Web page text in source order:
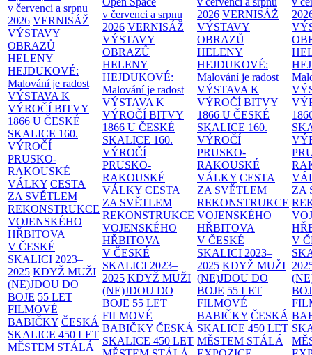
v červenci a srpnu
2026 VERNISÁŽ
VÝSTAVY
OBRAZŮ
HELENY
HEJDUKOVÉ:
Malování je radost
VÝSTAVA K
VÝROČÍ BITVY
1866 U ČESKÉ
SKALICE 160.
VÝROČÍ
PRUSKO-
RAKOUSKÉ
VÁLKY CESTA
ZA SVĚTLEM
REKONSTRUKCE
VOJENSKÉHO
HŘBITOVA
V ČESKÉ
SKALICI 2023–
2025 KDYŽ MUŽI
(NE)JDOU DO
BOJE 55 LET
FILMOVÉ
BABIČKY ČESKÁ
SKALICE 450 LET
MĚSTEM STÁLÁ
v červenci a srpnu
2026 VERNISÁŽ
VÝSTAVY
OBRAZŮ
HELENY
HEJDUKOVÉ:
Malování je radost
VÝSTAVA K
VÝROČÍ BITVY
1866 U ČESKÉ
SKALICE 160.
VÝROČÍ
PRUSKO-
RAKOUSKÉ
VÁLKY CESTA
ZA SVĚTLEM
REKONSTRUKCE
VOJENSKÉHO
HŘBITOVA
V ČESKÉ
SKALICI 2023–
2025 KDYŽ MUŽI
(NE)JDOU DO
BOJE 55 LET
FILMOVÉ
BABIČKY ČESKÁ
SKALICE 450 LET
2026 VERNISÁŽ
VÝSTAVY
OBRAZŮ
HELENY
HEJDUKOVÉ:
Malování je radost
VÝSTAVA K
VÝROČÍ BITVY
1866 U ČESKÉ
SKALICE 160.
VÝROČÍ
PRUSKO-
RAKOUSKÉ
VÁLKY CESTA
ZA SVĚTLEM
REKONSTRUKCE
VOJENSKÉHO
HŘBITOVA
V ČESKÉ
SKALICI 2023–
2025 KDYŽ MUŽI
(NE)JDOU DO
BOJE 55 LET
FILMOVÉ
BABIČKY ČESKÁ
SKALICE 450 LET
MĚSTEM STÁLÁ
ZA
V